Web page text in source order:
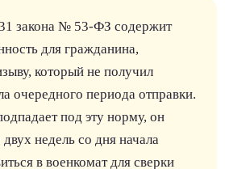
закона № 53-ФЗ содержит
для гражданина,
который не получил
очередного периода отправки.
под эту норму, он
недель со дня начала
в военкомат для сверки